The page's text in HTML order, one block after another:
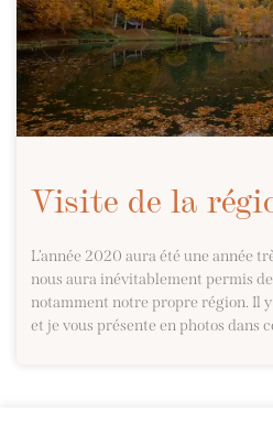
Visite de la
L’année 2020 aura été une année
nous aura inévitablement permis
notamment notre propre région. Il
et je vous présente en photos dans